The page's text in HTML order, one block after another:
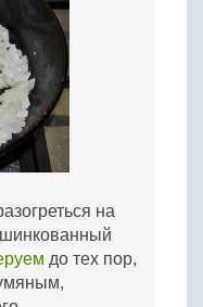
на
до тех пор,